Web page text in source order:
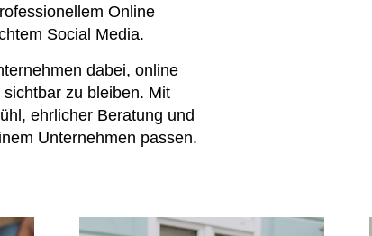
Online
Social Media.
dabei, online
zu bleiben. Mit
ehrlicher Beratung und
Unternehmen passen.